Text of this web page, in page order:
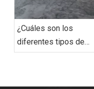
¿Cuáles son los
diferentes tipos de
horno tostador?